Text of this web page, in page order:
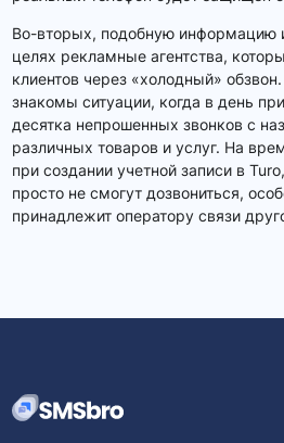
Во-вторых, подобную информацию
целях рекламные агентства,
клиентов через «холодный»
знакомы ситуации, когда в день
десятка непрошенных звонков с
различных товаров и услуг. На
при создании учетной записи в
просто не смогут дозвониться,
принадлежит оператору связи